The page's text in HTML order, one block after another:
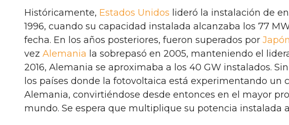
Históricamente, Estados Unidos lideró la instalación de
1996, cuando su capacidad instalada alcanzaba los 77
fecha. En los años posteriores, fueron superados por Japón
vez Alemania la sobrepasó en 2005, manteniendo el
2016, Alemania se aproximaba a los 40 GW instalados.
los países donde la fotovoltaica está experimentando un
Alemania, convirtiéndose desde entonces en el mayor
mundo. Se espera que multiplique su potencia instalada